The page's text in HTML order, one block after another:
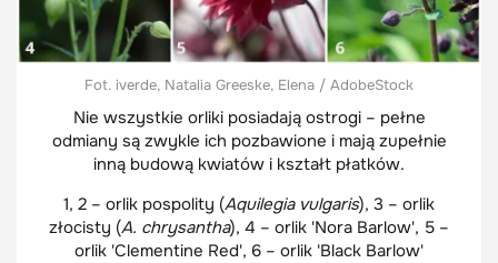
Fot. iverde, Natalia Greeske, Elena / AdobeStock
Nie wszystkie orliki posiadają ostrogi – pełne
odmiany są zwykle ich pozbawione i mają zupełnie
inną budową kwiatów i kształt płatków.
1, 2 – orlik pospolity (Aquilegia vulgaris), 3 – orlik
złocisty (A. chrysantha), 4 – orlik 'Nora Barlow', 5 –
orlik 'Clementine Red', 6 – orlik 'Black Barlow'